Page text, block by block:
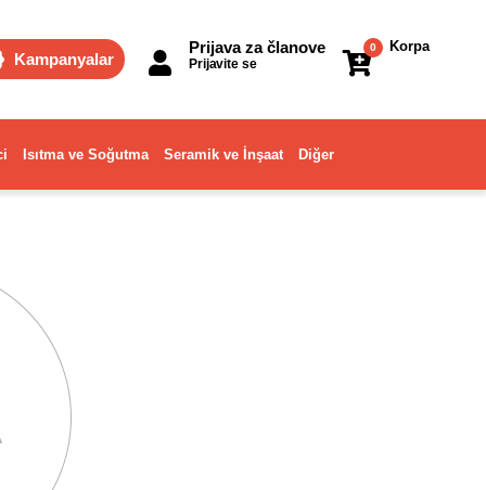
Kampanyalar
Korpa
0
Prijava za članove
Prijavite se
Isıtma ve Soğutma Seramik ve İnşaat Diğer